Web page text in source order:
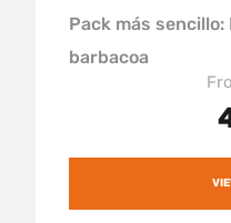
Pack más
barbacoa